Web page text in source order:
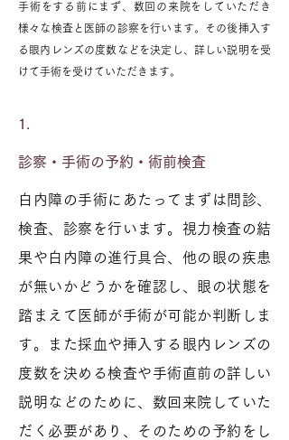
手術をする前にまず、数回の来院をしていただき
様々な検査と医師の診察を行います。その後挿入す
る眼内レンズの度数などを決定し、詳しい説明を受
けて手術を受けていただきます。
1.
診察・手術の予約・術前検査
白内障の手術にあたってまずは問診、
検査、診察を行います。視力検査の結
果や白内障の進行具合、他の眼の疾患
が無いかどうかを確認し、眼の状態を
踏まえて医師が手術が可能か判断しま
す。また採血や挿入する眼内レンズの
度数を決める検査や手術直前の詳しい
説明などのために、数回来院していた
だく必要があり、そのための予約をし